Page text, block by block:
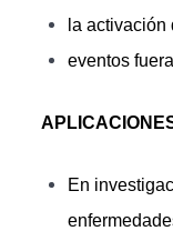
la
eventos
En